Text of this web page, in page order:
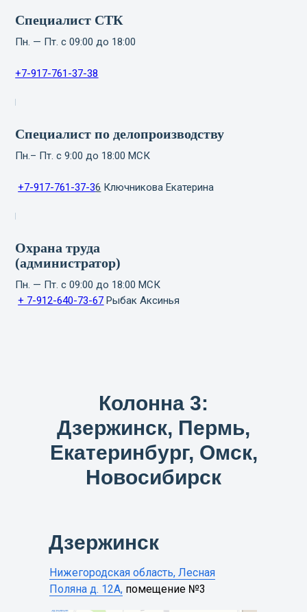
Специалист СТК
Пн. — Пт. с 09:00 до 18:00
+7-917-761-37-38
Специалист по делопроизводству
Пн.– Пт. с 9:00 до 18:00 МСК
+7-917-761-37-36 Ключникова Екатерина
Охрана труда
(администратор)
Пн. — Пт. с 09:00 до 18:00 МСК
+ 7-912-640-73-67 Рыбак Аксинья
Колонна 3:
Дзержинск, Пермь,
Екатеринбург, Омск,
Новосибирск
Дзержинск
Нижегородская область, Лесная
Поляна д. 12А, помещение №3